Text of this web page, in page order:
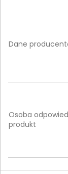
Dane
Osoba
produkt